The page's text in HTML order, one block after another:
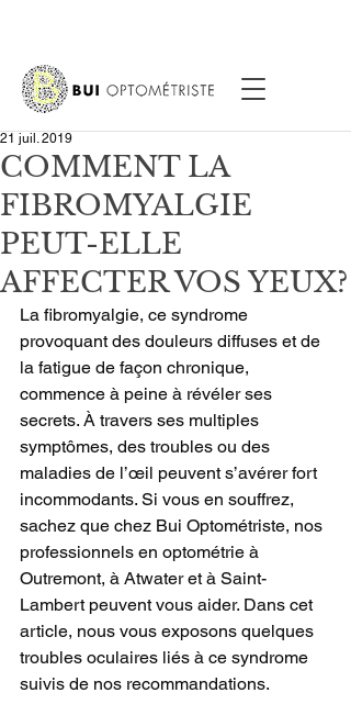
COMMENT LA
FIBROMYALGIE
PEUT-ELLE
AFFECTER VOS YEUX?
21 juil. 2019
La fibromyalgie, ce syndrome
provoquant des douleurs diffuses et de
la fatigue de façon chronique,
commence à peine à révéler ses
secrets. À travers ses multiples
symptômes, des troubles ou des
maladies de l’œil peuvent s’avérer fort
incommodants. Si vous en souffrez,
sachez que chez Bui Optométriste, nos
professionnels en optométrie à
Outremont, à Atwater et à Saint-
Lambert peuvent vous aider. Dans cet
article, nous vous exposons quelques
troubles oculaires liés à ce syndrome
suivis de nos recommandations.